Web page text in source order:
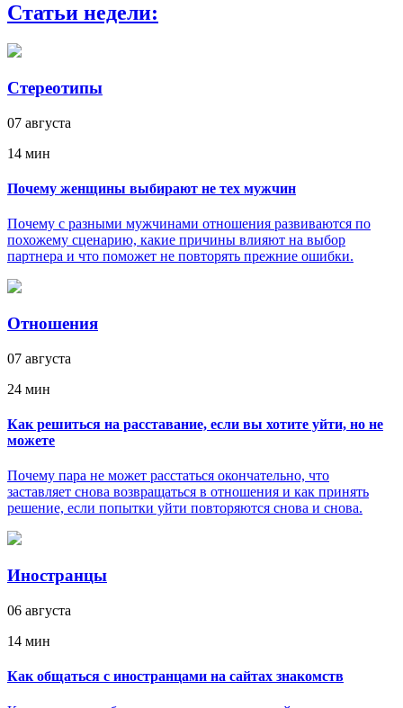
Статьи недели:
Стереотипы
07 августа
14 мин
Почему женщины выбирают не тех мужчин
Почему с разными мужчинами отношения развиваются по
похожему сценарию, какие причины влияют на выбор
партнера и что поможет не повторять прежние ошибки.
Отношения
07 августа
24 мин
Как решиться на расставание, если вы хотите уйти, но не
можете
Почему пара не может расстаться окончательно, что
заставляет снова возвращаться в отношения и как принять
решение, если попытки уйти повторяются снова и снова.
Иностранцы
06 августа
14 мин
Как общаться с иностранцами на сайтах знакомств